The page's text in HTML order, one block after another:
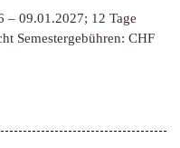
09.01.2027; 12 Tage
Semestergebühren: CHF